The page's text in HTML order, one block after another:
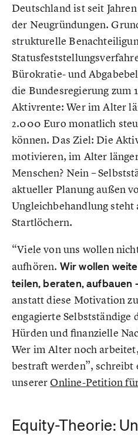
Deutschland ist seit
der Neugründungen.
strukturelle
Bürokratie- und
die Bundesregierung zum
Aktivrente: Wer im Alter
2.000 Euro monatlich
können. Das Ziel: Die
motivieren, im Alter
Menschen? Nein –
aktueller Planung außen
Ungleichbehandlung steht
Startlöchern.
“Viele von uns wollen
aufhören. Wir wollen
teilen, beraten, aufbauen
anstatt diese Motivation
engagierte Selbstständige
Hürden und finanzielle
Wer im Alter noch
bestraft werden”,
unserer Online-Petition
Equity-Theorie: